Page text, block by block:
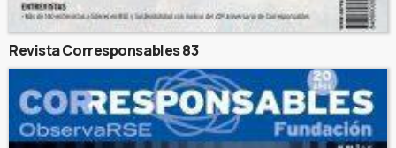
Revista Corresponsables 83